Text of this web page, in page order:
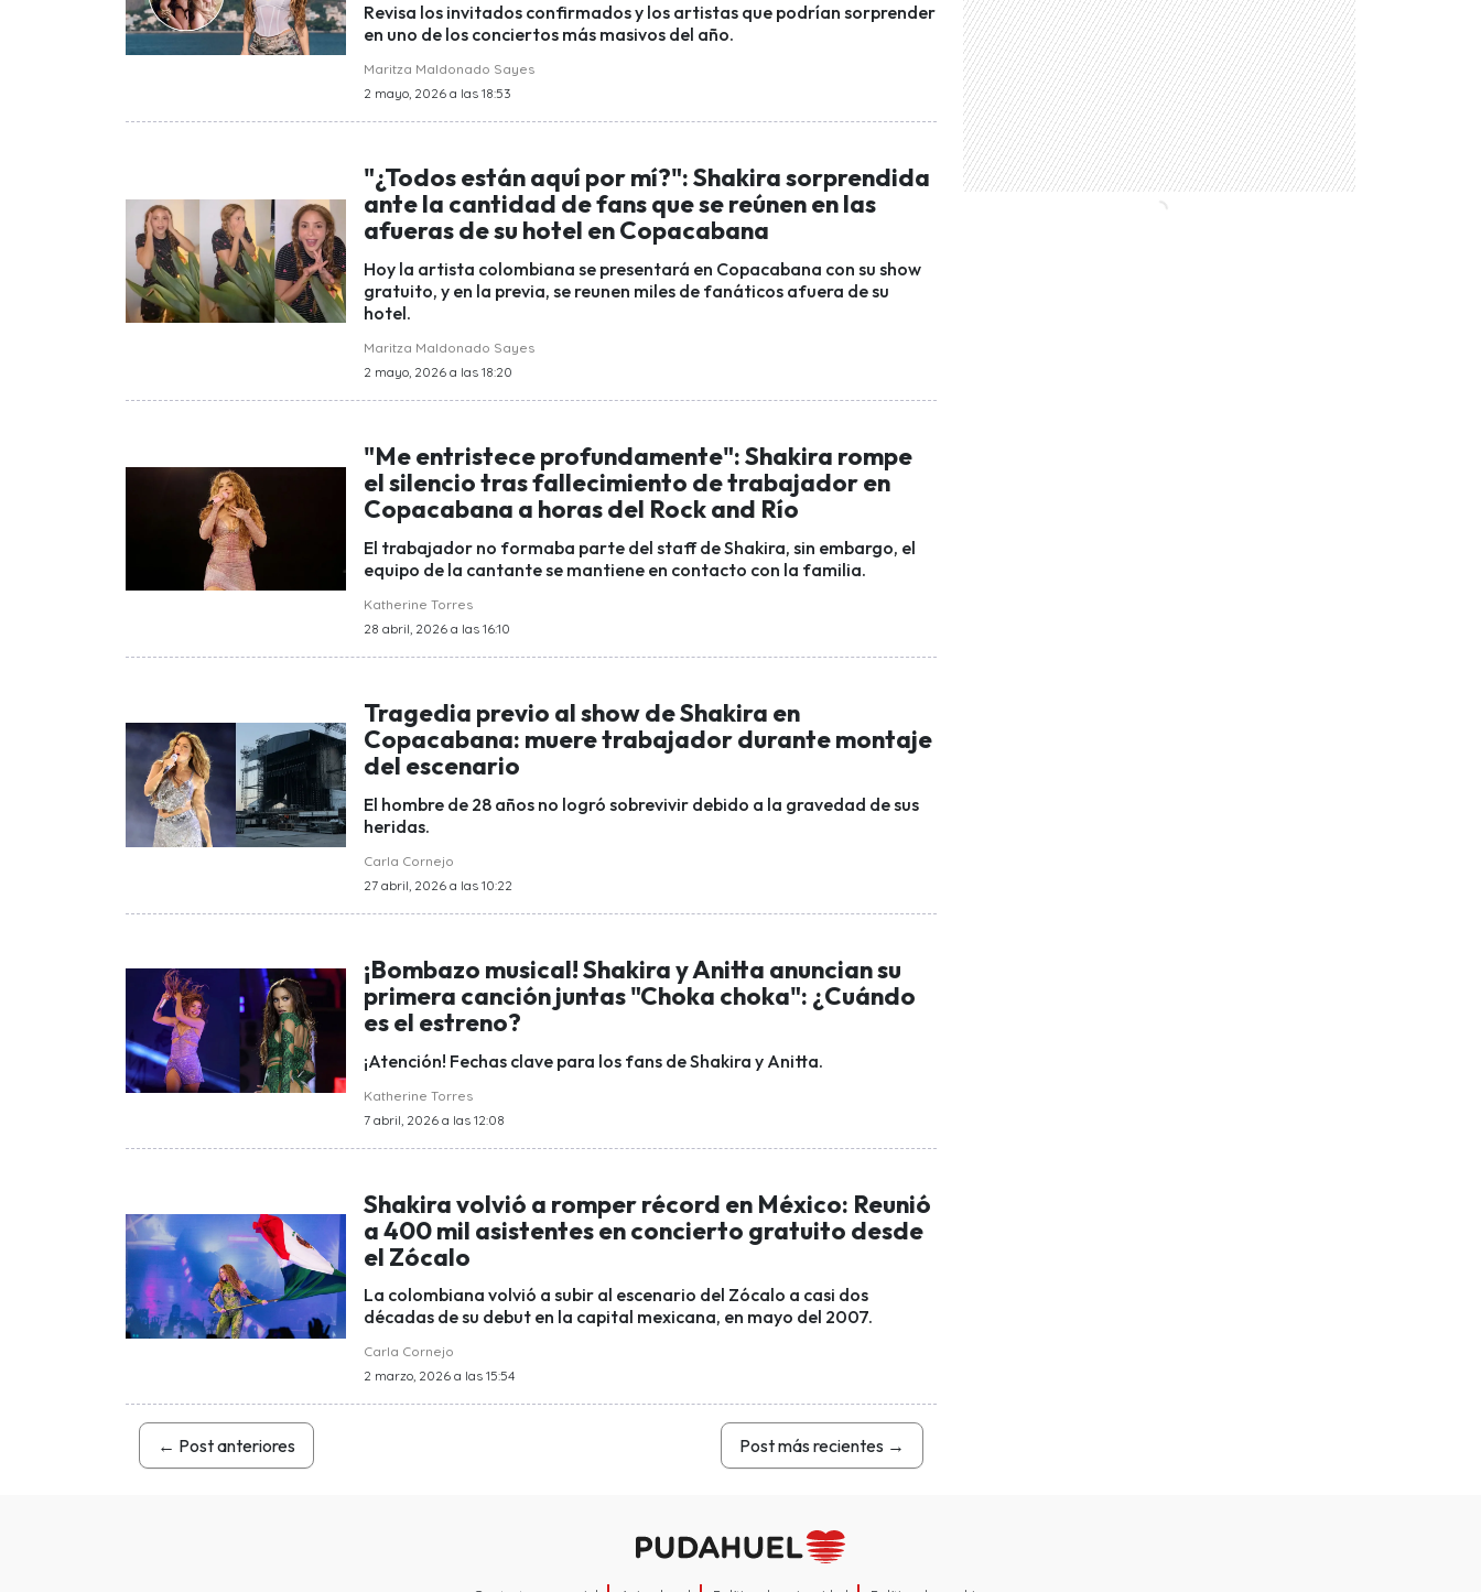
Revisa los invitados confirmados y los artistas que podrían sorprender
en uno de los conciertos más masivos del año.
Maritza Maldonado Sayes
2 mayo, 2026 a las 18:53
"¿Todos están aquí por mí?": Shakira sorprendida
ante la cantidad de fans que se reúnen en las
afueras de su hotel en Copacabana
Hoy la artista colombiana se presentará en Copacabana con su show
gratuito, y en la previa, se reunen miles de fanáticos afuera de su
hotel.
Maritza Maldonado Sayes
2 mayo, 2026 a las 18:20
"Me entristece profundamente": Shakira rompe
el silencio tras fallecimiento de trabajador en
Copacabana a horas del Rock and Río
El trabajador no formaba parte del staff de Shakira, sin embargo, el
equipo de la cantante se mantiene en contacto con la familia.
Katherine Torres
28 abril, 2026 a las 16:10
Tragedia previo al show de Shakira en
Copacabana: muere trabajador durante montaje
del escenario
El hombre de 28 años no logró sobrevivir debido a la gravedad de sus
heridas.
Carla Cornejo
27 abril, 2026 a las 10:22
¡Bombazo musical! Shakira y Anitta anuncian su
primera canción juntas "Choka choka": ¿Cuándo
es el estreno?
¡Atención! Fechas clave para los fans de Shakira y Anitta.
Katherine Torres
7 abril, 2026 a las 12:08
Shakira volvió a romper récord en México: Reunió
a 400 mil asistentes en concierto gratuito desde
el Zócalo
La colombiana volvió a subir al escenario del Zócalo a casi dos
décadas de su debut en la capital mexicana, en mayo del 2007.
Carla Cornejo
2 marzo, 2026 a las 15:54
← Post anteriores Post más recientes →